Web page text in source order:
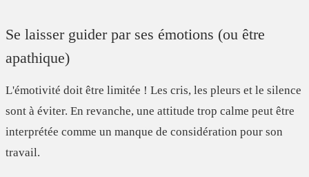
Se laisser guider par ses émotions (ou être
apathique)
L'émotivité doit être limitée ! Les cris, les pleurs et le silence
sont à éviter. En revanche, une attitude trop calme peut être
interprétée comme un manque de considération pour son
travail.